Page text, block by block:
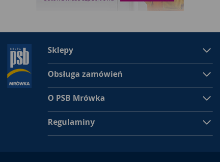
Sklepy
Obsługa zamówień
O PSB Mrówka
Regulaminy